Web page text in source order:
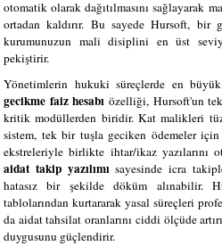
otomatik olarak dağıtılmasını sağlayarak
ortadan kaldırır. Bu sayede Hursoft, bir
kurumunuzun mali disiplini en üst
pekiştirir.
Yönetimlerin hukuki süreçlerde en büyük
gecikme faiz hesabı özelliği, Hursoft'un
kritik modüllerden biridir. Kat malikleri
sistem, tek bir tuşla geciken ödemeler için
ekstreleriyle birlikte ihtar/ikaz yazılarını
aidat takip yazılımısayesinde icra
hatasız bir şekilde döküm alınabilir.
tablolarından kurtararak yasal süreçleri
da aidat tahsilat oranlarını ciddi ölçüde
duygusunu güçlendirir.